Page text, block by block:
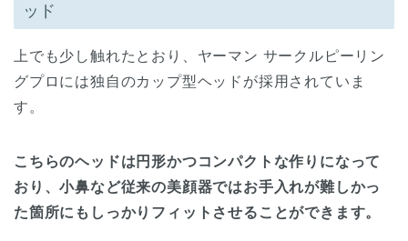
ッド
上でも少し触れたとおり、ヤーマン サークルピーリン
グプロには独自のカップ型ヘッドが採用されていま
す。
こちらのヘッドは円形かつコンパクトな作りになって
おり、小鼻など従来の美顔器ではお手入れが難しかっ
た箇所にもしっかりフィットさせることができます。